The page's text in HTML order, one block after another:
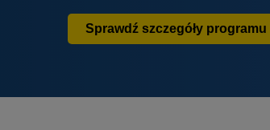
Sprawdź szczegóły programu